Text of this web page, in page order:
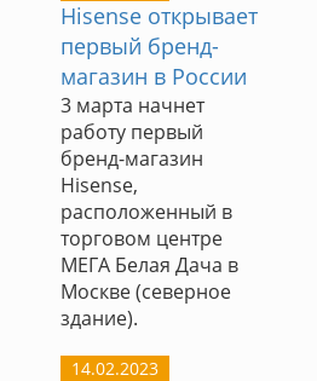
Hisense открывает
первый бренд-
магазин в России
3 марта начнет
работу первый
бренд-магазин
Hisense,
расположенный в
торговом центре
МЕГА Белая Дача в
Москве (северное
здание).
14.02.2023